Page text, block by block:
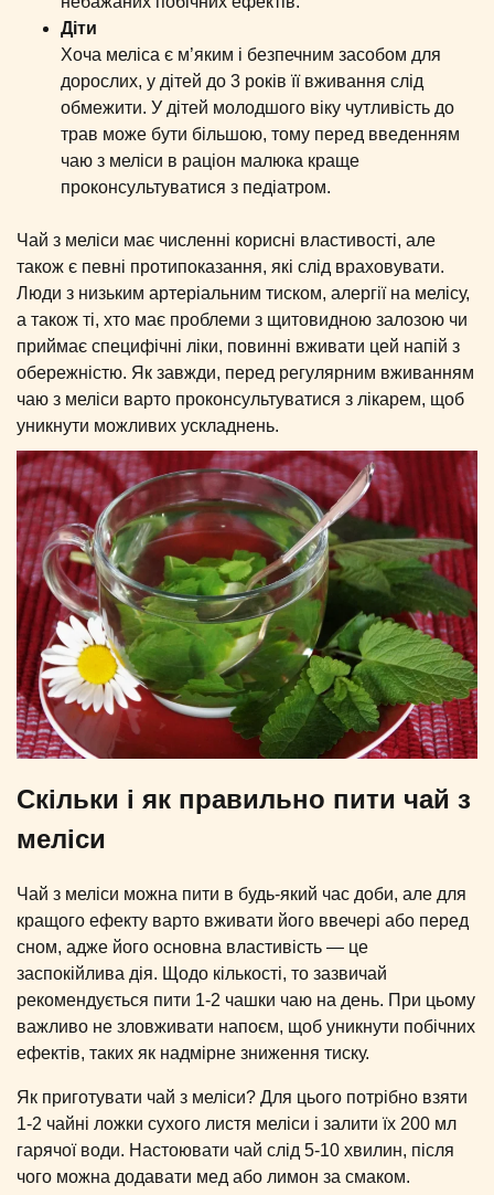
Діти
Хоча меліса є м’яким і безпечним засобом для
дорослих, у дітей до 3 років її вживання слід
обмежити. У дітей молодшого віку чутливість до
трав може бути більшою, тому перед введенням
чаю з меліси в раціон малюка краще
проконсультуватися з педіатром.
Чай з меліси має численні корисні властивості, але
також є певні протипоказання, які слід враховувати.
Люди з низьким артеріальним тиском, алергії на мелісу,
а також ті, хто має проблеми з щитовидною залозою чи
приймає специфічні ліки, повинні вживати цей напій з
обережністю. Як завжди, перед регулярним вживанням
чаю з меліси варто проконсультуватися з лікарем, щоб
уникнути можливих ускладнень.
Скільки і як правильно пити чай з
меліси
Чай з меліси можна пити в будь-який час доби, але для
кращого ефекту варто вживати його ввечері або перед
сном, адже його основна властивість — це
заспокійлива дія. Щодо кількості, то зазвичай
рекомендується пити 1-2 чашки чаю на день. При цьому
важливо не зловживати напоєм, щоб уникнути побічних
ефектів, таких як надмірне зниження тиску.
Як приготувати чай з меліси? Для цього потрібно взяти
1-2 чайні ложки сухого листя меліси і залити їх 200 мл
гарячої води. Настоювати чай слід 5-10 хвилин, після
чого можна додавати мед або лимон за смаком.